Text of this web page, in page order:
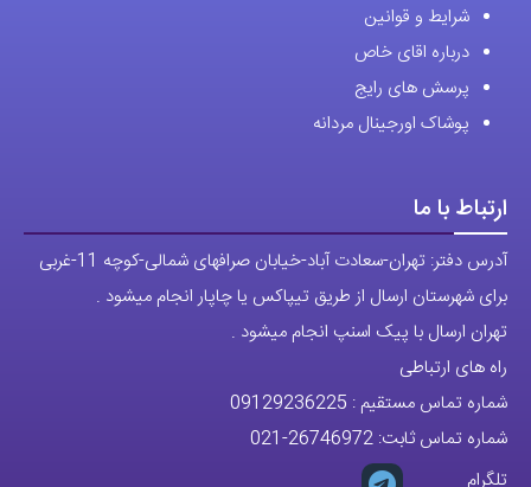
شرایط و قوانین
درباره اقای خاص
پرسش های رایج
پوشاک اورجینال مردانه
ارتباط با ما
آدرس دفتر: تهران-سعادت آباد-خیابان صرافهای شمالی-کوچه 11-غربی
برای شهرستان ارسال از طریق تیپاکس یا چاپار انجام میشود .
تهران ارسال با پیک اسنپ انجام میشود .
راه های ارتباطی
شماره تماس مستقیم : 09129236225
شماره تماس ثابت: 26746972
-021
تلگرام